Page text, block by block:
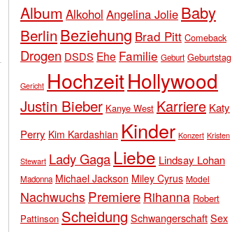
Album Alkohol Angelina Jolie Baby
Berlin Beziehung Brad Pitt Comeback
Drogen DSDS Ehe Familie Geburt Geburtstag
Gericht HochzeitHollywood
Justin Bieber Kanye West Karriere Katy
Perry Kim Kardashian Kinder Konzert Kristen
Stewart Lady Gaga Liebe Lindsay Lohan
Madonna Michael Jackson Miley Cyrus Model
Nachwuchs Premiere Rihanna Robert
Pattinson Scheidung SchwangerschaftSex